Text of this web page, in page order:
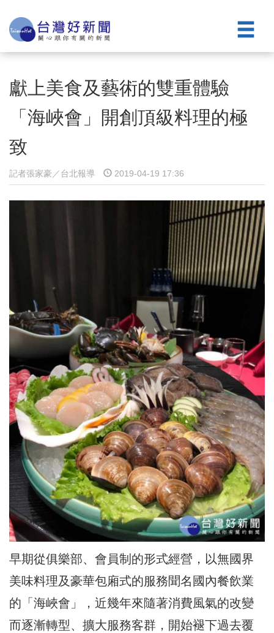
獻上美食及藝術的雙重體驗
「海峽會」開創頂級料理的極
致
記者張家豪／台北報導 2019-04-19 17:36
早期從俱樂部、會員制的形式經營，以無國界
美味料理及豪華包廂式的服務聞名國內餐飲業
的「海峽會」，近幾年來隨著消費風氣的改變
而逐漸轉型、擴大服務客群，開始褪下過去覆